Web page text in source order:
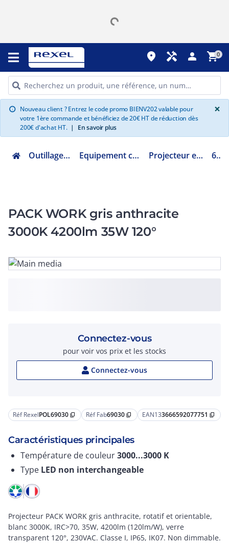
place handyman person shopping_cart0
info Nouveau client ? Entrez le code promo BIENV202 valable pour
votre 1ère commande et bénéficiez de 20€ HT de réduction dès
200€ d'achat HT. | En savoir plus
×
Outillage, mesure et fixation Equipement chantier, atelier et véhicule Projecteur et baladeuse de chantier 69030
PACK WORK gris anthracite
3000K 4200lm 35W 120°
Réf RexelPOL69030 content_copy Réf Fab69030 content_copy EAN133666592077751 content_copy
Caractéristiques principales
Température de couleur3000...3000 K
Type LED non interchangeable
Projecteur PACK WORK gris anthracite, rotatif et orientable,
blanc 3000K, IRC>70, 35W, 4200lm (120lm/W), verre
transparent 120°, 230VAC. Classe I, IP65, IK07. Non dimmable.
Connectez-vous
pour voir vos prix et les stocks
Connectez-vous